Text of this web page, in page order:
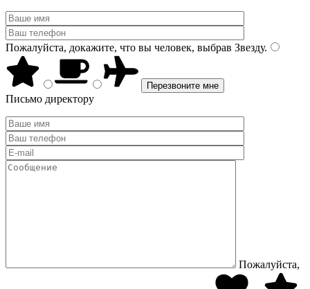
Пожалуйста, докажите, что вы человек, выбрав Звезду.
Письмо директору
Пожалуйста,